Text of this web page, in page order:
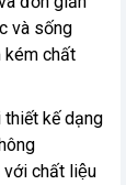
và sống
kém chất
thiết kế dạng
với chất liệu